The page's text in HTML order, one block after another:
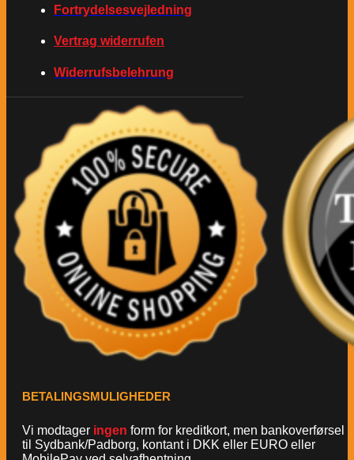
Fortrydelsesvejledning
Vertrag widerrufen
Widerrufsbelehrung
BETALINGSMULIGHEDER
Vi modtager ingen form for kreditkort, men bankoverførsel
til Sydbank/Padborg, kontant i DKK eller EURO eller